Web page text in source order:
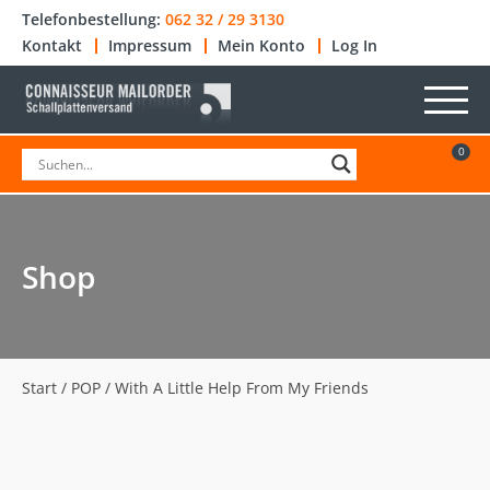
Telefonbestellung: 062 32 / 29 3130
Kontakt
Impressum Mein Konto Log In
0
Shop
Start / POP / With A Little Help From My Friends